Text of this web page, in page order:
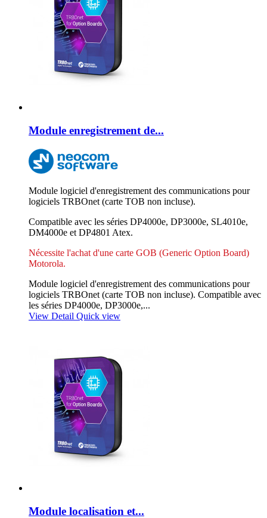
Module enregistrement de...
Module logiciel d'enregistrement des communications pour
logiciels TRBOnet (carte TOB non incluse).
Compatible avec les séries DP4000e, DP3000e, SL4010e,
DM4000e et DP4801 Atex.
Nécessite l'achat d'une carte GOB (Generic Option Board)
Motorola.
Module logiciel d'enregistrement des communications pour
logiciels TRBOnet (carte TOB non incluse). Compatible avec
les séries DP4000e, DP3000e,...
View Detail Quick view
Module localisation et...